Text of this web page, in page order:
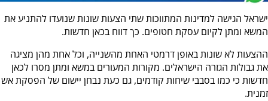
ישראל הגישה למדינות המתווכות שתי הצעות שונות שנועדו להתניע את
המשא ומתן לקיום עסקת חטופים. כך דווח בכאן חדשות.
ההצעות לא שונות באופן דרמטי האחת מהשנייה, וכל אחת מהן מציגה
את גבולות הגזרה הישראלים. מקורות המעורים במשא ומתן מסרו לכאן
חדשות כי כמו בסבבי שיחות קודמים, גם כעת נבחן יישום של הפסקת אש
זמנית.